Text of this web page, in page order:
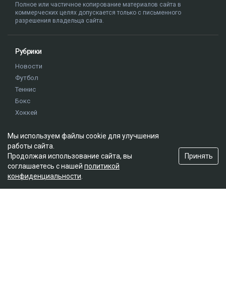
Полное или частичное копирование материалов сайта в
коммерческих целях допускается только с письменного
разрешения владельца сайта.
Рубрики
Новости
Футбол
Теннис
Бокс
Хоккей
Истории
Олимпиада
Редакция
О проекте
Мы используем файлы cookie для улучшения
работы сайта.
Продолжая использование сайта, вы
соглашаетесь с нашей политикой
конфиденциальности
Принять